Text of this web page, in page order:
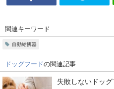
関連キーワード
自動給餌器
ドッグフードの関連記事
失敗しないドッ